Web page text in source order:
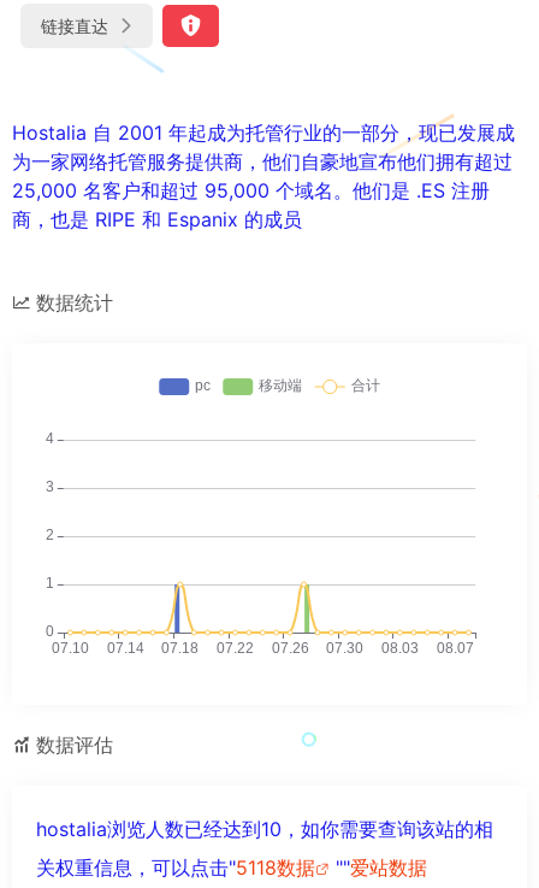
链接直达
Hostalia 自 2001 年起成为托管行业的一部分，现已发展成
为一家网络托管服务提供商，他们自豪地宣布他们拥有超过
25,000 名客户和超过 95,000 个域名。他们是 .ES 注册
商，也是 RIPE 和 Espanix 的成员
数据统计
数据评估
hostalia浏览人数已经达到10，如你需要查询该站的相
关权重信息，可以点击"5118数据 ""爱站数据